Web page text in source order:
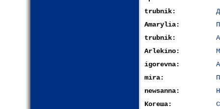
trubnik:
Amarylia:
trubnik:
Arlekino:
igorevna:
mira:
newsanna:
Когеша: